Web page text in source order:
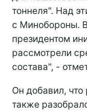
тоннеля". Над
с Минобороны.
президентом
рассмотрели
состава", -
Он добавил,
также